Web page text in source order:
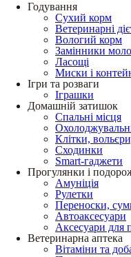
Годування
Сухий корм
Ветеринарні
Вологий корм
Замінники
Ласощі
Миски і
Ігри та розваги
Іграшки
Домашній затишок
Спальні місця
Клітки,
Сходинки
Smart-гаджети
Прогулянки і
Амуніція
Рулетки
Переноски,
Автоаксесуари
Аксесуари для
Ветеринарна аптека
Вітаміни та